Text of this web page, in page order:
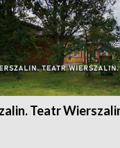
Teatr